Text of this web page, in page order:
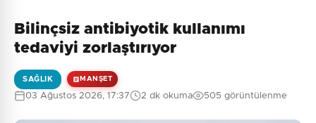
Bilinçsiz antibiyotik kullanımı
tedaviyi zorlaştırıyor
SAĞLIK MANŞET
03 Ağustos 2026, 17:37 2 dk okuma 505 görüntülenme